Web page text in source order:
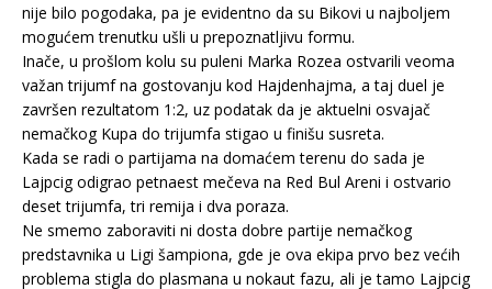
nije bilo pogodaka, pa je evidentno da su Bikovi u najboljem
mogućem trenutku ušli u prepoznatljivu formu.
Inače, u prošlom kolu su puleni Marka Rozea ostvarili veoma
važan trijumf na gostovanju kod Hajdenhajma, a taj duel je
završen rezultatom 1:2, uz podatak da je aktuelni osvajač
nemačkog Kupa do trijumfa stigao u finišu susreta.
Kada se radi o partijama na domaćem terenu do sada je
Lajpcig odigrao petnaest mečeva na Red Bul Areni i ostvario
deset trijumfa, tri remija i dva poraza.
Ne smemo zaboraviti ni dosta dobre partije nemačkog
predstavnika u Ligi šampiona, gde je ova ekipa prvo bez većih
problema stigla do plasmana u nokaut fazu, ali je tamo Lajpcig